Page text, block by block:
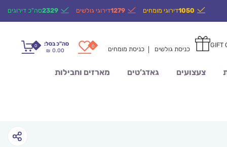
1050דירוגי מומחים 1279דירוגי גולשים 2329סה"כ דירוגים
GIFT כניסת גולשים כניסת מומחים 0
0 סה"כ בסל:
₪ 0.00
צעצועים גאדג’טים מארזים וחבילות